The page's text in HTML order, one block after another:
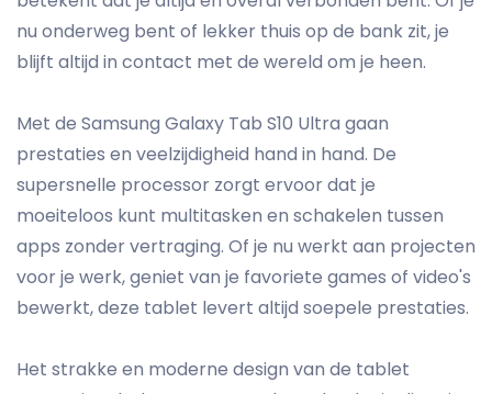
nu onderweg bent of lekker thuis op de bank zit, je
blijft altijd in contact met de wereld om je heen.
Met de Samsung Galaxy Tab S10 Ultra gaan
prestaties en veelzijdigheid hand in hand. De
supersnelle processor zorgt ervoor dat je
moeiteloos kunt multitasken en schakelen tussen
apps zonder vertraging. Of je nu werkt aan projecten
voor je werk, geniet van je favoriete games of video's
bewerkt, deze tablet levert altijd soepele prestaties.
Het strakke en moderne design van de tablet